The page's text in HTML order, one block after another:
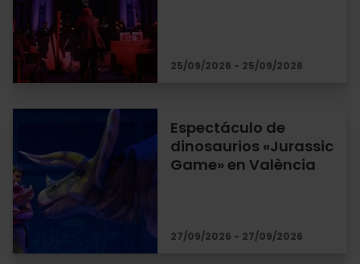
25/09/2026 - 25/09/2026
Espectáculo de
dinosaurios «Jurassic
Game» en València
27/09/2026 - 27/09/2026